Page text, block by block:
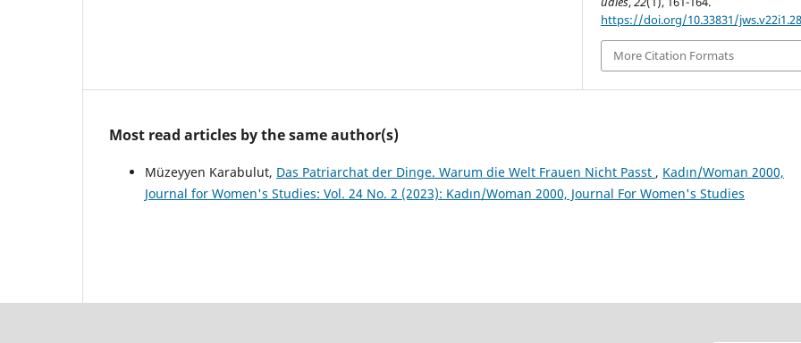
https://doi.org/10.33831/
More Citation Formats
Most read articles by the same author(s)
Müzeyyen Karabulut, Das Patriarchat der Dinge. Warum die Welt Frauen Nicht Passt , Kadın/Woman 2000,
Journal for Women's Studies: Vol. 24 No. 2 (2023): Kadın/Woman 2000, Journal For Women's Studies